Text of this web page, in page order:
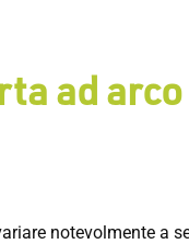
ad
notevolmente a